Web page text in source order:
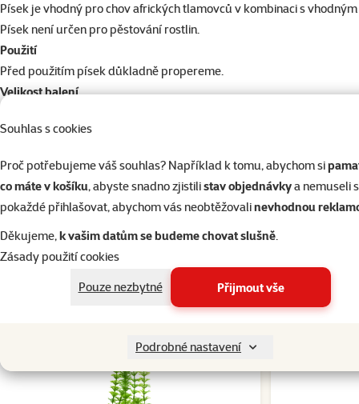
Souhlas s cookies
Proč potřebujeme váš souhlas? Například k tomu, abychom si
co máte v košíku, abyste snadno zjistilistav objednávkya nemuseli
pokaždé přihlašovat, abychom vás neobtěžovalinevhodnou
Děkujeme,k vašim datům se budeme chovat slušně.
Zásady použití cookies
Pouze nezbytné
Přijmout vše
Podrobné nastavení
Písek je vhodný pro chov afrických tlamovců v kombinaci s
Písek není určen pro pěstování rostlin.
Použití
Před použitím písek důkladně propereme.
Velikost balení
Barva
Žlutá
Typ dekorace
Substrát
Značka
Rataj
Katalogové číslo
EAN
8594057622930